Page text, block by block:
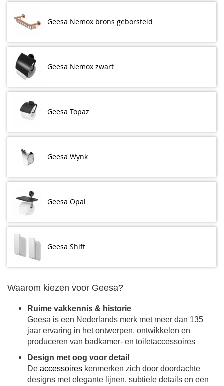
Geesa Nemox brons geborsteld
Geesa Nemox zwart
Geesa Topaz
Geesa Wynk
Geesa Opal
Geesa Shift
Waarom kiezen voor Geesa?
Ruime vakkennis & historie
Geesa is een Nederlands merk met meer dan 135
jaar ervaring in het ontwerpen, ontwikkelen en
produceren van badkamer- en toiletaccessoires
Design met oog voor detail
De accessoires kenmerken zich door doordachte
designs met elegante lijnen, subtiele details en een